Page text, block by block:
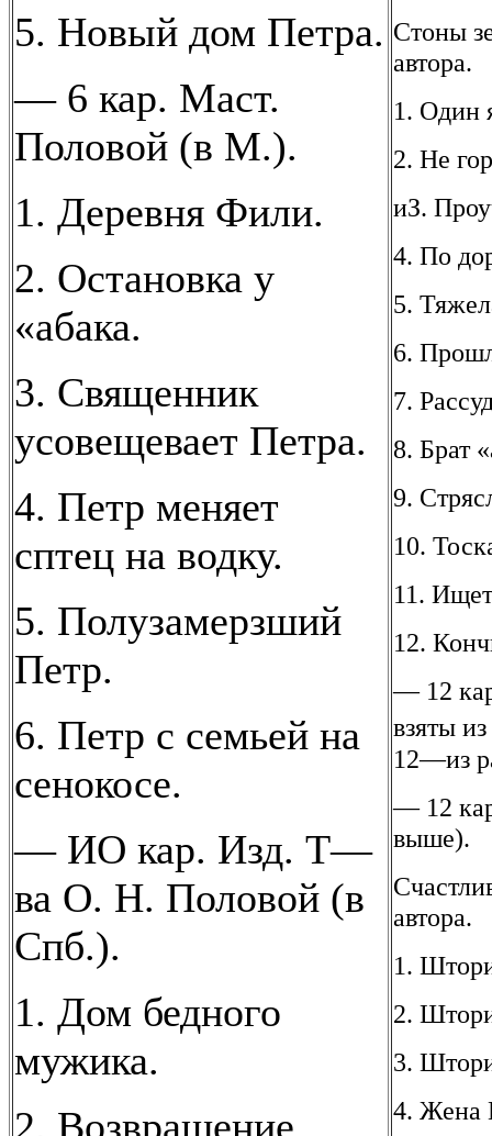
5. Новый дом Петра.
— 6 кар. Маст.
Половой (в М.).
1. Деревня Фили.
2. Остановка у
«абака.
3. Священник
усовещевает Петра.
4. Петр меняет
сптец на водку.
5. Полузамерзший
Петр.
6. Петр с семьей на
сенокосе.
— ИО кар. Изд. Т—
ва О. Н. Половой (в
Спб.).
1. Дом бедного
мужика.
2. Возвращение
Стоны
автора.
1. Один
2. Не
иЗ.
4. По
5.
6.
7.
8. Брат
9.
10.
11.
12.
— 12
взяты
12—из
— 12
выше).
автора.
1.
2.
3.
4. Жена